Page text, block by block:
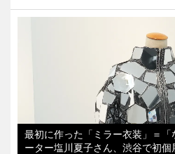
最初に作った「ミラー衣装」＝
ーター塩川夏子さん、渋谷で初個